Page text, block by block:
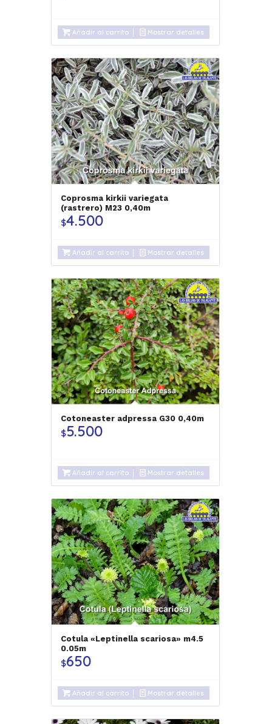
Añadir al carrito Mostrar detalles
Coprosma kirkii variegata
(rastrero) M23 0,40m
$4.500
Añadir al carrito Mostrar detalles
Cotoneaster adpressa G30 0,40m
$5.500
Añadir al carrito Mostrar detalles
Cotula «Leptinella scariosa» m4.5
0.05m
$650
Añadir al carrito Mostrar detalles